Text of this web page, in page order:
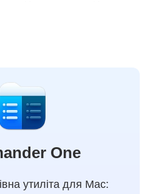
One
утиліта для Mac: